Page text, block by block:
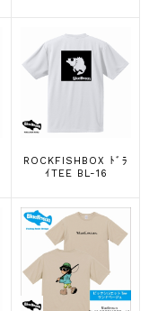
ROCKFISHBOX ﾄﾞﾗ
ｲTEE BL-16